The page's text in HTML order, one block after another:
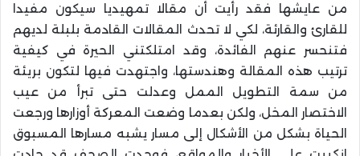
من عايشها فقد رأيت أن مقالا تمهيديا سيكون مفيدا
للقارئ والقارئة، لكي لا تحدث المقالات القادمة بلبلة لديهم
فتنحسر عنهم الفائدة، وقد امتلكتني الحيرة في كيفية
ترتيب هذه المقالة وهندستها، واجتهدت فيها لتكون بريئة
من سمة التطويل الممل وعدلت حتى تبرأ من عيب
الاختصار المخل، ولكن بعدما وضعت المعركة أوزارها ورجعت
الحياة بشكل من الأشكال إلى مسار يشبه مسارها المسبوق